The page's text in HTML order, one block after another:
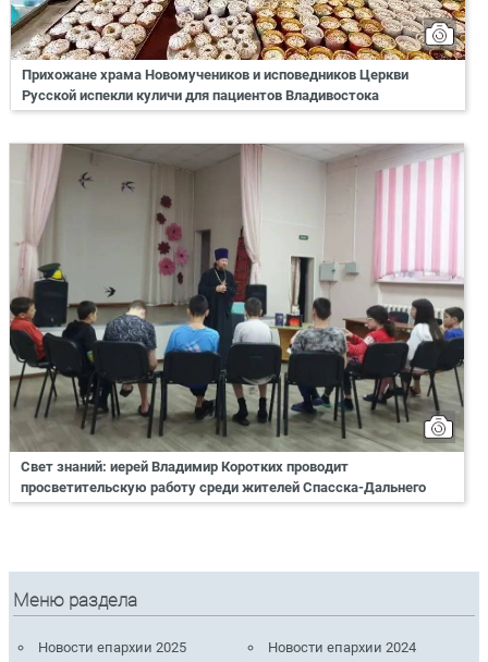
Прихожане храма Новомучеников и исповедников Церкви
Русской испекли куличи для пациентов Владивостока
Свет знаний: иерей Владимир Коротких проводит
просветительскую работу среди жителей Спасска-Дальнего
Меню раздела
Новости епархии 2025
Новости епархии 2024